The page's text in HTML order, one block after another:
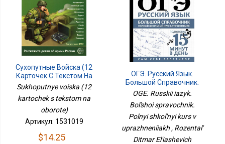
Сухопутные Войска (12
Карточек С Текстом На
Обороте)
Sukhoputnye voiska (12
kartochek s tekstom na
oborote)
Артикул: 1531019
$14.25
ОГЭ. Русский Язык.
Большой Справочник.
Полный Школьный Курс
В Упражнениях
OGE. Russkii iazyk.
Bol'shoi spravochnik.
Polnyi shkol'nyi kurs v
uprazhneniiakh , Rozental'
Ditmar El'iashevich